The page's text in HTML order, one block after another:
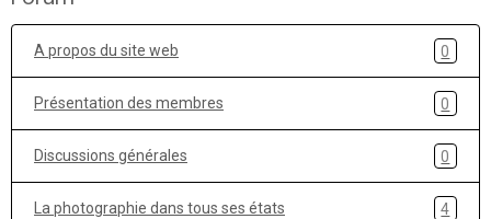
A propos du site web 0
Présentation des membres 0
Discussions générales 0
La photographie dans tous ses états 4